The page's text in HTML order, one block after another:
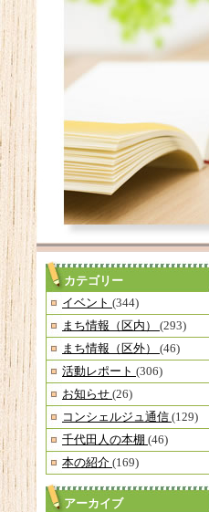
カテゴリー
イベント (344)
まち情報（区内） (293)
まち情報（区外） (46)
活動レポート (306)
お知らせ (26)
コンシェルジュ通信 (129)
千代田人の本棚 (46)
本の紹介 (169)
アーカイブ